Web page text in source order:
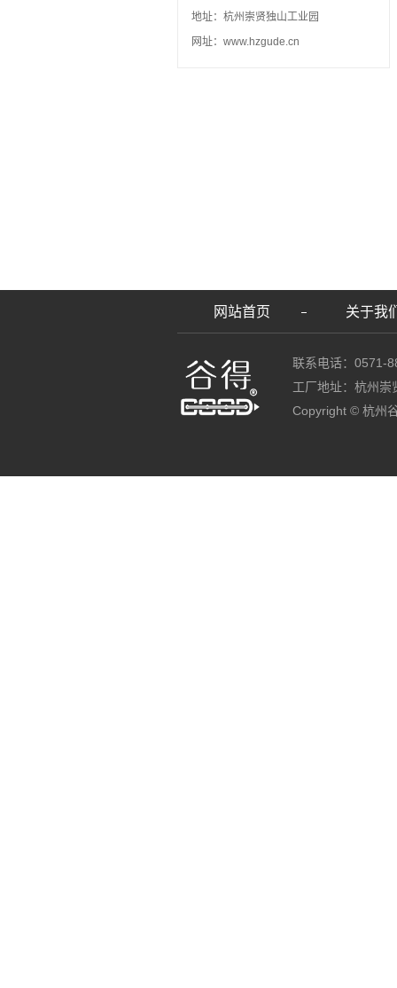
地址：杭州崇贤独山工业园
网址：www.hzgude.cn
网站首页 关于我
联系电话：0571-
工厂地址：杭州崇
Copyright © 杭州